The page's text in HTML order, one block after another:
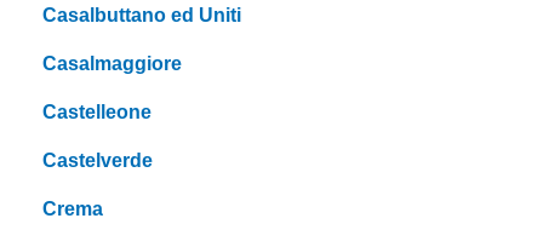
Casalbuttano ed Uniti
Casalmaggiore
Castelleone
Castelverde
Crema